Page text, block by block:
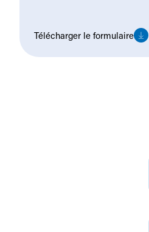
Télécharger le formulaire